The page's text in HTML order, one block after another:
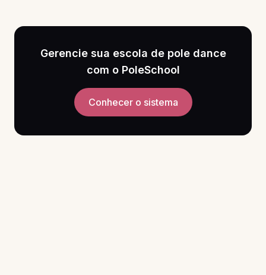
Gerencie sua escola de pole dance
com o PoleSchool
Conhecer o sistema